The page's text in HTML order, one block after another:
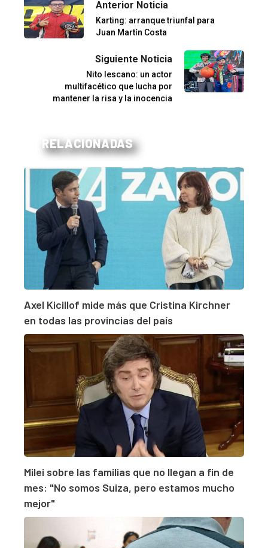
Anterior Noticia
Karting: arranque triunfal para
Juan Martín Costa
Siguiente Noticia
Nito lescano: un actor
multifacético que lucha por
mantener la risa y la inocencia
RELACIONADAS
Axel Kicillof mide más que Cristina Kirchner
en todas las provincias del país
Milei sobre las familias que no llegan a fin de
mes: "No somos Suiza, pero estamos mucho
mejor"